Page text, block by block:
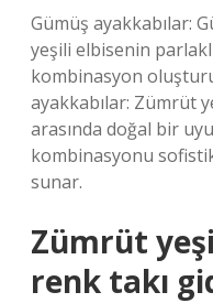
Gümüş ayakkabılar:
yeşili elbisenin
kombinasyon
ayakkabılar: Zümrüt
arasında doğal bir
kombinasyonu
sunar.
Zümrüt
renk takı